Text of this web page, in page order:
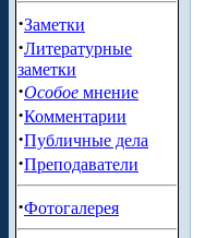
·Заметки
·Литературные
заметки
·Особое мнение
·Комментарии
·Публичные дела
·Преподаватели
·Фотогалерея